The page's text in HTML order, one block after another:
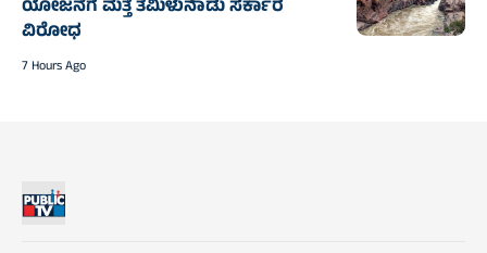
ಯೋಜನೆಗೆ ಮತ್ತೆ ತಮಿಳುನಾಡು ಸರ್ಕಾರ
ವಿರೋಧ
7 Hours Ago